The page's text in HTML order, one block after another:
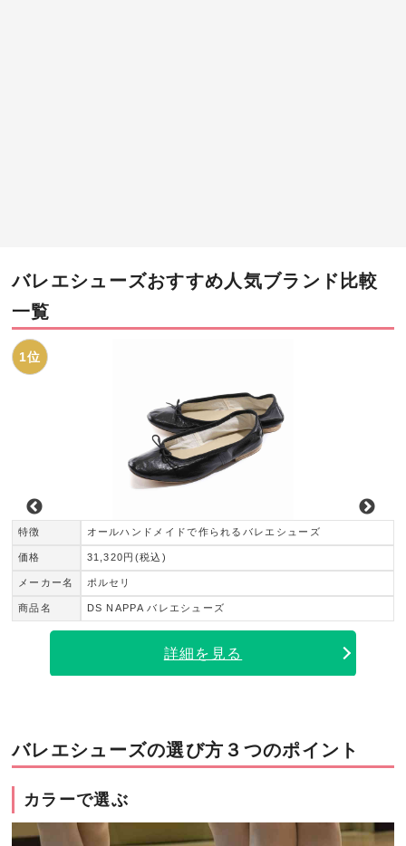
バレエシューズおすすめ人気ブランド比較
一覧
1位
特徴
価格
メーカー名
商品名
オールハンドメイドで作られるバレエシューズ
31,320円(税込)
ポルセリ
DS NAPPA バレエシューズ
詳細を見る
バレエシューズの選び方３つのポイント
カラーで選ぶ